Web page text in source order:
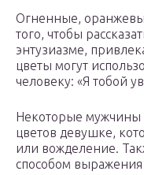
Огненные,
того, чтобы
энтузиазме,
цветы могут
человеку: «Я тобой
Некоторые мужчины
цветов девушке,
или вожделение.
способом выражения